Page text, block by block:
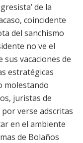
de la
coincidente
del sanchismo
no ve el
vacaciones de
estratégicas
molestando
juristas de
verse adscritas
en el ambiente
de Bolaños